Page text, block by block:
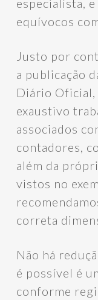
especialista,
equívocos
Justo por
a publicação
Diário Oficial,
exaustivo
associados
contadores,
além da
vistos no
correta
Não há
é possível é
conforme